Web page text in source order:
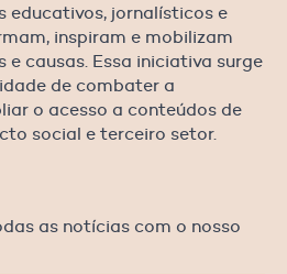
educativos, jornalísticos e
inspiram e mobilizam
e causas. Essa iniciativa surge
de combater a
o acesso a conteúdos de
social e terceiro setor.
as notícias com o nosso